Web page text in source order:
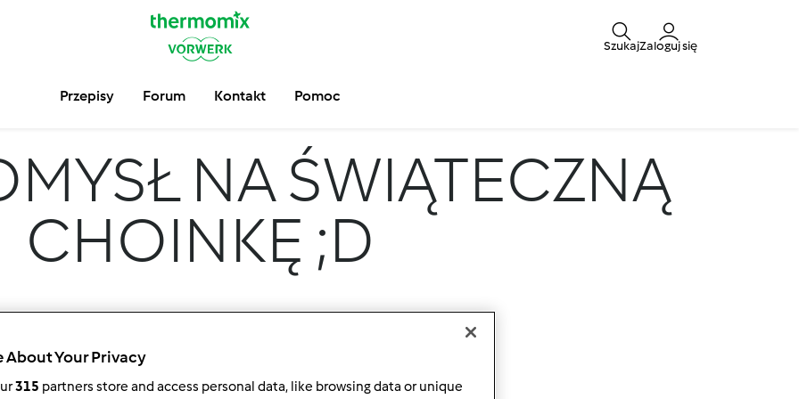
SzukajZaloguj się
Przepisy Forum Kontakt Pomoc
NA ŚWIĄTECZNĄ
CHOINKĘ ;D
About Your Privacy
315 partners store and access personal data, like browsing data or unique